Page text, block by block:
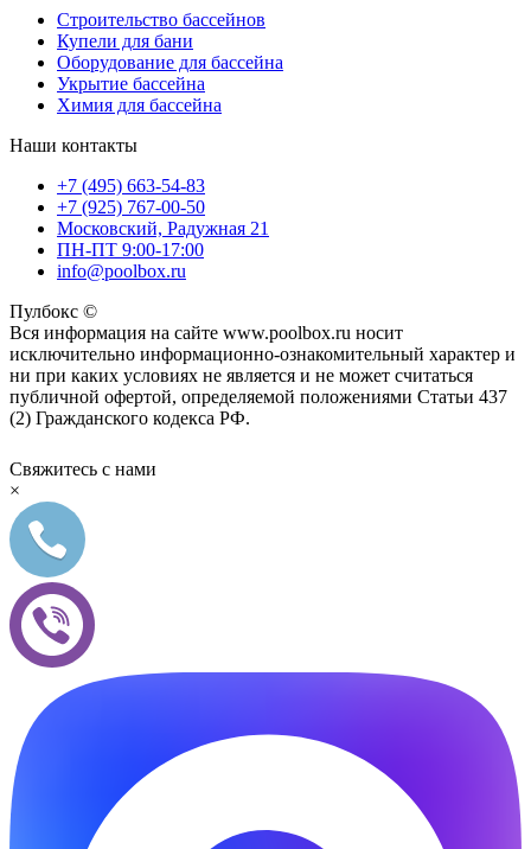
Строительство бассейнов
Купели для бани
Оборудование для бассейна
Укрытие бассейна
Химия для бассейна
Наши контакты
+7 (495) 663-54-83
+7 (925) 767-00-50
Московский, Радужная 21
ПН-ПТ 9:00-17:00
info@poolbox.ru
Пулбокс ©
Вся информация на сайте www.poolbox.ru носит
исключительно информационно-ознакомительный характер и
ни при каких условиях не является и не может считаться
публичной офертой, определяемой положениями Статьи 437
(2) Гражданского кодекса РФ.
Свяжитесь с нами
×